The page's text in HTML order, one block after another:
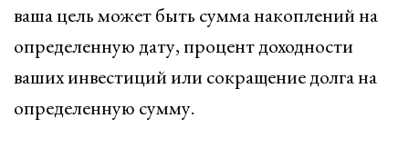
ваша цель может быть сумма накоплений на
определенную дату, процент доходности
ваших инвестиций или сокращение долга на
определенную сумму.